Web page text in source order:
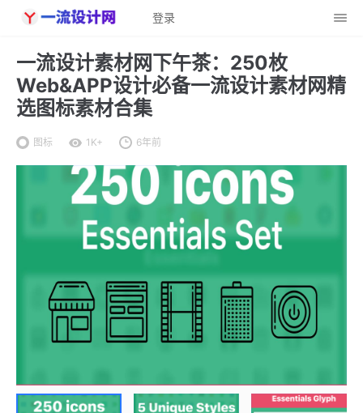
登录
一流设计素材网下午茶：250枚
Web&APP设计必备一流设计素材网精
选图标素材合集
图标 1K+ 6年前